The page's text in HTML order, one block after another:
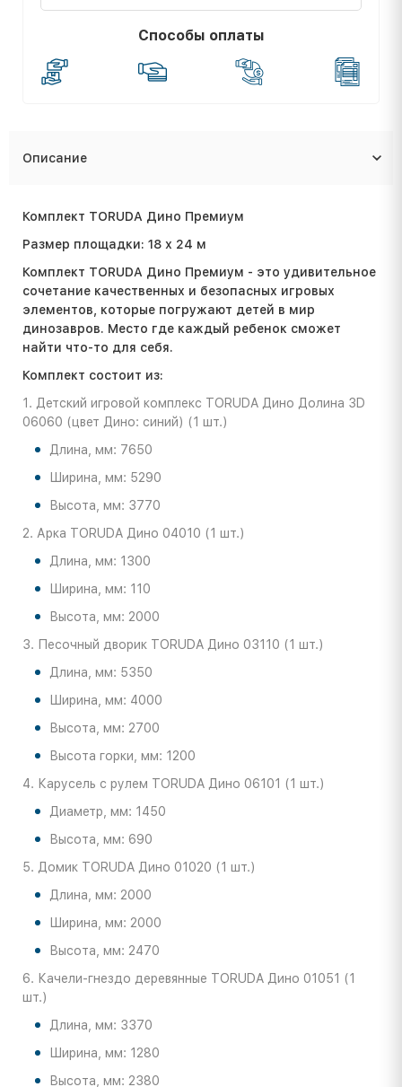
Способы оплаты
Описание
Комплект TORUDA Дино Премиум
Размер площадки: 18 х 24 м
Комплект TORUDA Дино Премиум - это удивительное
сочетание качественных и безопасных игровых
элементов, которые погружают детей в мир
динозавров. Место где каждый ребенок сможет
найти что-то для себя.
Комплект состоит из:
1. Детский игровой комплекс TORUDA Дино Долина 3D
06060 (цвет Дино: синий) (1 шт.)
Длина, мм: 7650
Ширина, мм: 5290
Высота, мм: 3770
2. Арка TORUDA Дино 04010 (1 шт.)
Длина, мм: 1300
Ширина, мм: 110
Высота, мм: 2000
3. Песочный дворик TORUDA Дино 03110 (1 шт.)
Длина, мм: 5350
Ширина, мм: 4000
Высота, мм: 2700
Высота горки, мм: 1200
4. Карусель с рулем TORUDA Дино 06101 (1 шт.)
Диаметр, мм: 1450
Высота, мм: 690
5. Домик TORUDA Дино 01020 (1 шт.)
Длина, мм: 2000
Ширина, мм: 2000
Высота, мм: 2470
6. Качели-гнездо деревянные TORUDA Дино 01051 (1
шт.)
Длина, мм: 3370
Ширина, мм: 1280
Высота, мм: 2380